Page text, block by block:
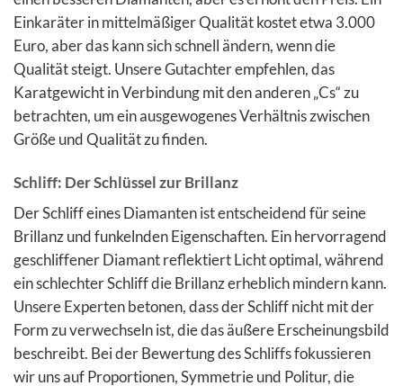
Einkaräter in mittelmäßiger Qualität kostet etwa 3.000
Euro, aber das kann sich schnell ändern, wenn die
Qualität steigt. Unsere Gutachter empfehlen, das
Karatgewicht in Verbindung mit den anderen „Cs“ zu
betrachten, um ein ausgewogenes Verhältnis zwischen
Größe und Qualität zu finden.
Schliff: Der Schlüssel zur Brillanz
Der Schliff eines Diamanten ist entscheidend für seine
Brillanz und funkelnden Eigenschaften. Ein hervorragend
geschliffener Diamant reflektiert Licht optimal, während
ein schlechter Schliff die Brillanz erheblich mindern kann.
Unsere Experten betonen, dass der Schliff nicht mit der
Form zu verwechseln ist, die das äußere Erscheinungsbild
beschreibt. Bei der Bewertung des Schliffs fokussieren
wir uns auf Proportionen, Symmetrie und Politur, die